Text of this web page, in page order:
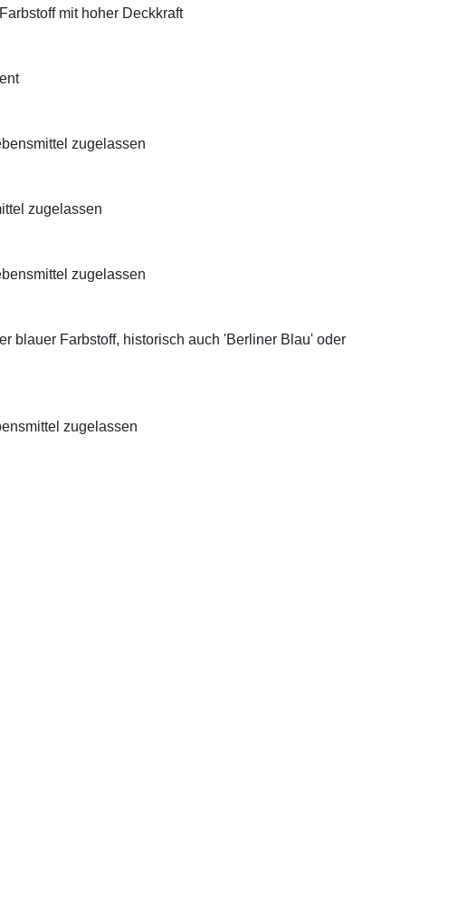
mit hoher Deckkraft
zugelassen
zugelassen
zugelassen
blauer Farbstoff, historisch auch 'Berliner Blau' oder
zugelassen